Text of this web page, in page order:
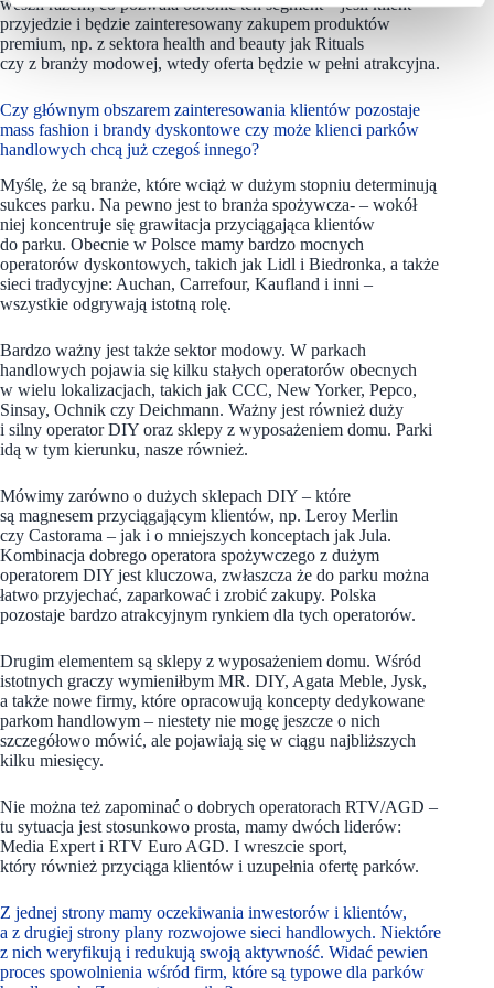
przyjedzie i będzie zainteresowany zakupem produktów
premium, np. z sektora health and beauty jak Rituals
czy z branży modowej, wtedy oferta będzie w pełni atrakcyjna.
Czy głównym obszarem zainteresowania klientów pozostaje
mass fashion i brandy dyskontowe czy może klienci parków
handlowych chcą już czegoś innego?
Myślę, że są branże, które wciąż w dużym stopniu determinują
sukces parku. Na pewno jest to branża spożywcza- – wokół
niej koncentruje się grawitacja przyciągająca klientów
do parku. Obecnie w Polsce mamy bardzo mocnych
operatorów dyskontowych, takich jak Lidl i Biedronka, a także
sieci tradycyjne: Auchan, Carrefour, Kaufland i inni –
wszystkie odgrywają istotną rolę.
Bardzo ważny jest także sektor modowy. W parkach
handlowych pojawia się kilku stałych operatorów obecnych
w wielu lokalizacjach, takich jak CCC, New Yorker, Pepco,
Sinsay, Ochnik czy Deichmann. Ważny jest również duży
i silny operator DIY oraz sklepy z wyposażeniem domu. Parki
idą w tym kierunku, nasze również.
Mówimy zarówno o dużych sklepach DIY – które
są magnesem przyciągającym klientów, np. Leroy Merlin
czy Castorama – jak i o mniejszych konceptach jak Jula.
Kombinacja dobrego operatora spożywczego z dużym
operatorem DIY jest kluczowa, zwłaszcza że do parku można
łatwo przyjechać, zaparkować i zrobić zakupy. Polska
pozostaje bardzo atrakcyjnym rynkiem dla tych operatorów.
Drugim elementem są sklepy z wyposażeniem domu. Wśród
istotnych graczy wymieniłbym MR. DIY, Agata Meble, Jysk,
a także nowe firmy, które opracowują koncepty dedykowane
parkom handlowym – niestety nie mogę jeszcze o nich
szczegółowo mówić, ale pojawiają się w ciągu najbliższych
kilku miesięcy.
Nie można też zapominać o dobrych operatorach RTV/AGD –
tu sytuacja jest stosunkowo prosta, mamy dwóch liderów:
Media Expert i RTV Euro AGD. I wreszcie sport,
który również przyciąga klientów i uzupełnia ofertę parków.
Z jednej strony mamy oczekiwania inwestorów i klientów,
a z drugiej strony plany rozwojowe sieci handlowych. Niektóre
z nich weryfikują i redukują swoją aktywność. Widać pewien
proces spowolnienia wśród firm, które są typowe dla parków